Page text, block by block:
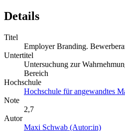
Details
Titel
Employer Branding.
Untertitel
Untersuchung zur
Bereich
Hochschule
Hochschule für angewandtes
Note
2,7
Autor
Maxi Schwab (Autor:in)